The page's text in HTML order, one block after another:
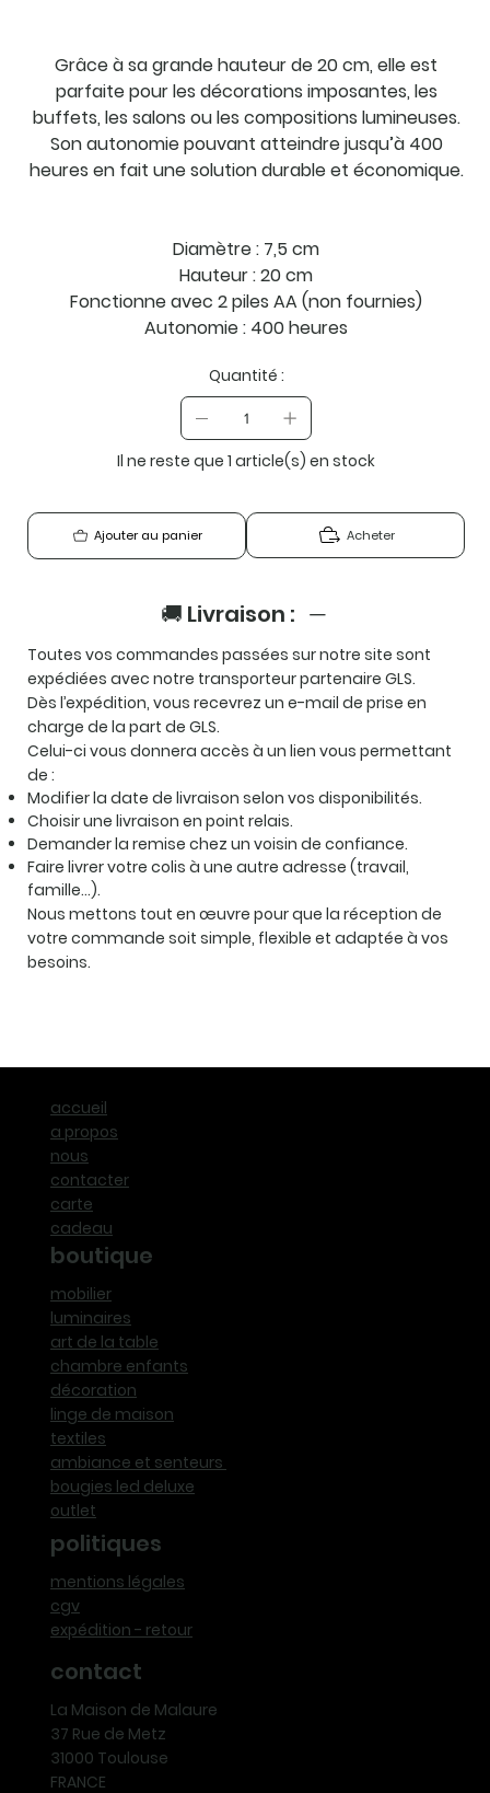
Grâce à sa grande hauteur de 20 cm, elle est
parfaite pour les décorations imposantes, les
buffets, les salons ou les compositions lumineuses.
Son autonomie pouvant atteindre jusqu’à 400
heures en fait une solution durable et économique.
Diamètre : 7,5 cm
Hauteur : 20 cm
Fonctionne avec 2 piles AA (non fournies)
Autonomie : 400 heures
Quantité :
Il ne reste que 1 article(s) en stock
Ajouter au panier Acheter
🚚 Livraison :
Toutes vos commandes passées sur notre site sont
expédiées avec notre transporteur partenaire GLS.
Dès l’expédition, vous recevrez un e-mail de prise en
charge de la part de GLS.
Celui-ci vous donnera accès à un lien vous permettant
de :
Modifier la date de livraison selon vos disponibilités.
Choisir une livraison en point relais.
Demander la remise chez un voisin de confiance.
Faire livrer votre colis à une autre adresse (travail,
famille…).
Nous mettons tout en œuvre pour que la réception de
votre commande soit simple, flexible et adaptée à vos
besoins.
accueil
a propos
nous
contacter
carte
cadeau
boutique
mobilier
luminaires
art de la table
chambre enfants
décoration
linge de maison
textiles
ambiance et senteurs
bougies led deluxe
outlet
politiques
mentions légales
cgv
expédition - retour
contact
La Maison de Malaure
37 Rue de Metz
31000 Toulouse
FRANCE